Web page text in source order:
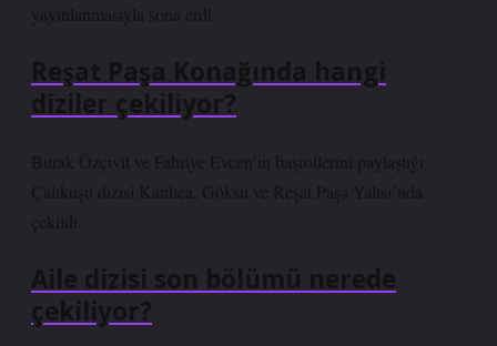
yayınlanmasıyla sona erdi.
Reşat Paşa Konağında hangi
diziler çekiliyor?
Burak Özçivit ve Fahriye Evcen’in başrollerini paylaştığı
Çalıkuşu dizisi Kanlıca, Göksu ve Reşat Paşa Yalısı’nda
çekildi.
Aile dizisi son bölümü nerede
çekiliyor?